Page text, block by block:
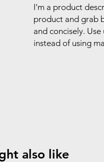
I'm a product
product and grab
and concisely.
instead of using
also like